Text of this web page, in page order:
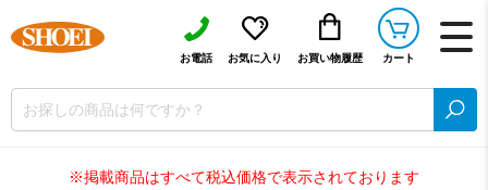
お電話 お気に入り お買い物履歴 カート
※掲載商品はすべて税込価格で表示されております